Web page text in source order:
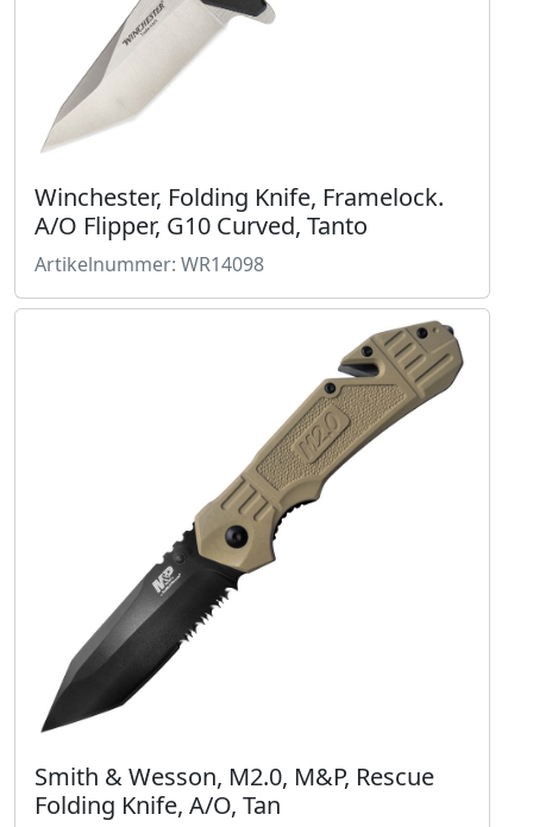
Winchester, Folding Knife, Framelock.
A/O Flipper, G10 Curved, Tanto
Artikelnummer: WR14098
Smith & Wesson, M2.0, M&P, Rescue
Folding Knife, A/O, Tan